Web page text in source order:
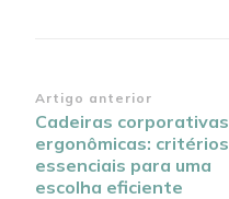
Navegação
de
post
Artigo anterior
Cadeiras corporativas
ergonômicas: critérios
essenciais para uma
escolha eficiente